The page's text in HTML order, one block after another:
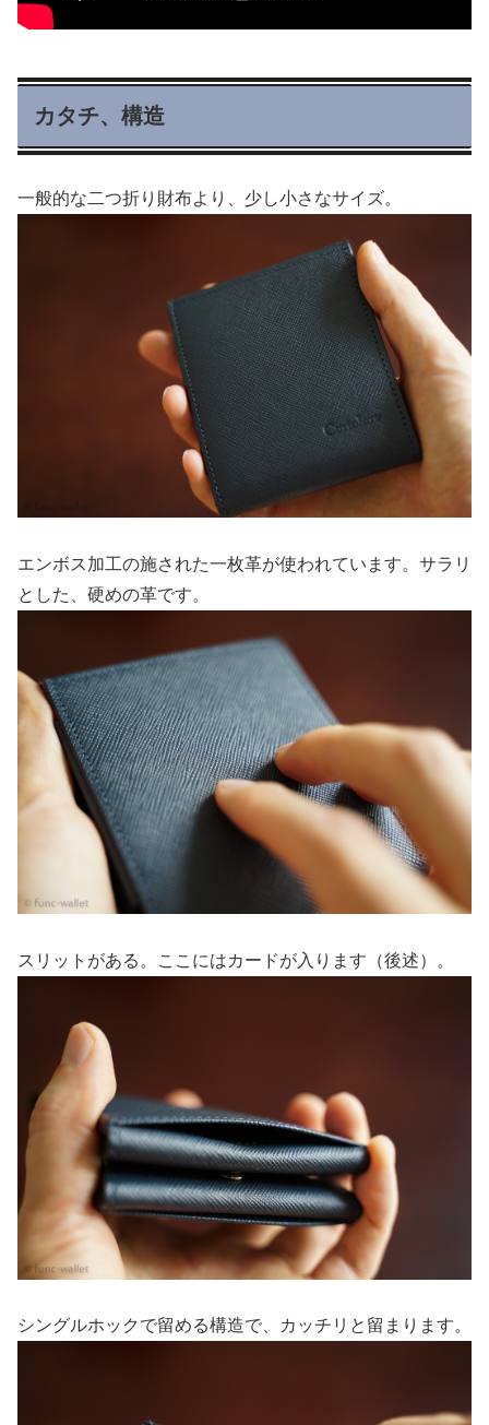
カタチ、構造
一般的な二つ折り財布より、少し小さなサイズ。
エンボス加工の施された一枚革が使われています。サラリ
とした、硬めの革です。
スリットがある。ここにはカードが入ります（後述）。
シングルホックで留める構造で、カッチリと留まります。